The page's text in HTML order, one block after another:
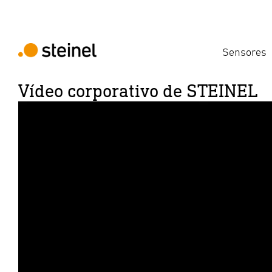
Sensores
Vídeo corporativo de STEINEL